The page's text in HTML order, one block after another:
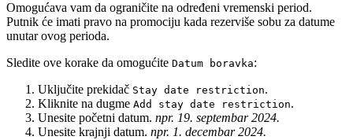
Omogućava vam da ograničite na određeni vremenski period.
Putnik će imati pravo na promociju kada rezerviše sobu za datume
unutar ovog perioda.
Sledite ove korake da omogućite Datum boravka:
Uključite prekidač Stay date restriction.
Kliknite na dugme Add stay date restriction.
Unesite početni datum. npr. 19. septembar 2024.
Unesite krajnji datum. npr. 1. decembar 2024.